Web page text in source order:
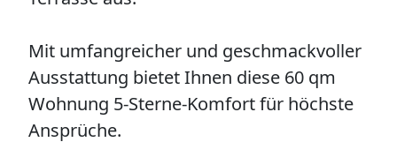
Mit umfangreicher und geschmackvoller
Ausstattung bietet Ihnen diese 60 qm
Wohnung 5-Sterne-Komfort für höchste
Ansprüche.